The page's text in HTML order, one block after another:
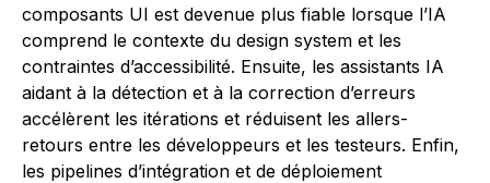
composants UI est devenue plus fiable lorsque l’IA
comprend le contexte du design system et les
contraintes d’accessibilité. Ensuite, les assistants IA
aidant à la détection et à la correction d’erreurs
accélèrent les itérations et réduisent les allers-
retours entre les développeurs et les testeurs. Enfin,
les pipelines d’intégration et de déploiement